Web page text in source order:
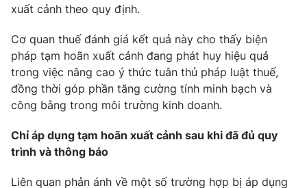
xuất cảnh theo quy định.
Cơ quan thuế đánh giá kết quả này cho thấy biện
pháp tạm hoãn xuất cảnh đang phát huy hiệu quả
trong việc nâng cao ý thức tuân thủ pháp luật thuế,
đồng thời góp phần tăng cường tính minh bạch và
công bằng trong môi trường kinh doanh.
Chỉ áp dụng tạm hoãn xuất cảnh sau khi đã đủ quy
trình và thông báo
Liên quan phản ánh về một số trường hợp bị áp dụng